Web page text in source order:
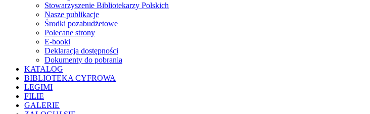
Stowarzyszenie Bibliotekarzy Polskich
Nasze publikacje
Środki pozabudżetowe
Polecane strony
E-booki
Deklaracja dostępności
Dokumenty do pobrania
KATALOG
BIBLIOTEKA CYFROWA
LEGIMI
FILIE
GALERIE